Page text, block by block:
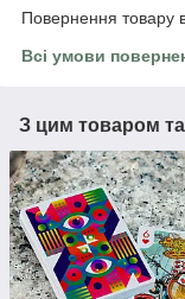
Повернення товару
Всі умови
З цим товаром